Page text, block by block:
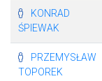
KONRAD
ŚPIEWAK
PRZEMYSŁAW
TOPOREK